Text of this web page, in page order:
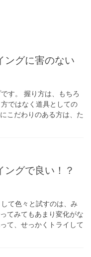
ングに害のない
す。 握り方は、もちろ
ではなく道具としての
こだわりのある方は、た
ングで良い！？
て色々と試すのは、み
てみてもあまり変化がな
て、せっかくトライして